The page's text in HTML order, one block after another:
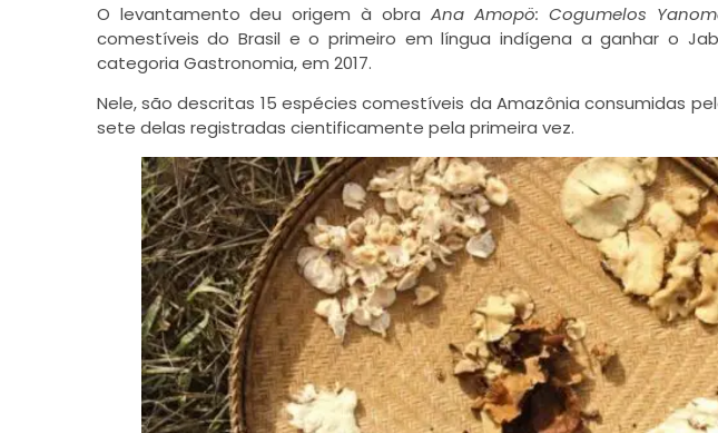
O levantamento deu origem à obraAna Amopö: Cogumelos
comestíveis do Brasil e o primeiro em língua indígena a ganhar o
categoria Gastronomia, em 2017.
Nele, são descritas 15 espécies comestíveis da Amazônia consumidas
sete delas registradas cientificamente pela primeira vez.